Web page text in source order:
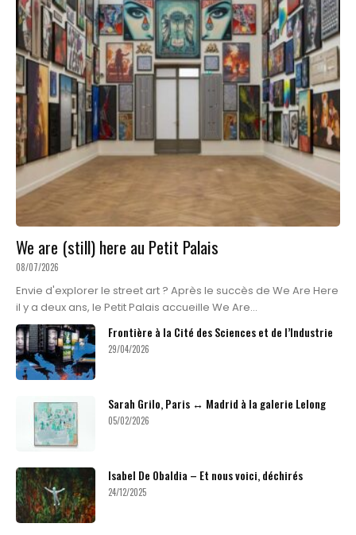
We are (still) here au Petit Palais
08/07/2026
Envie d'explorer le street art ? Après le succès de We Are Here
il y a deux ans, le Petit Palais accueille We Are...
Frontière à la Cité des Sciences et de l’Industrie
29/04/2026
Sarah Grilo, Paris ↔ Madrid à la galerie Lelong
05/02/2026
Isabel De Obaldia – Et nous voici, déchirés
24/12/2025